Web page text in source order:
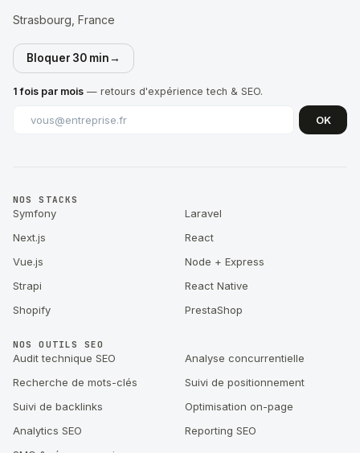
Strasbourg, France
Bloquer 30 min→
1 fois par mois — retours d'expérience tech & SEO.
OK
NOS STACKS
Symfony
Laravel
Next.js
React
Vue.js
Node + Express
Strapi
React Native
Shopify
PrestaShop
NOS OUTILS SEO
Audit technique SEO
Analyse concurrentielle
Recherche de mots-clés
Suivi de positionnement
Suivi de backlinks
Optimisation on-page
Analytics SEO
Reporting SEO